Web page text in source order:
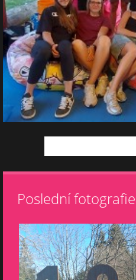
Poslední fotografie